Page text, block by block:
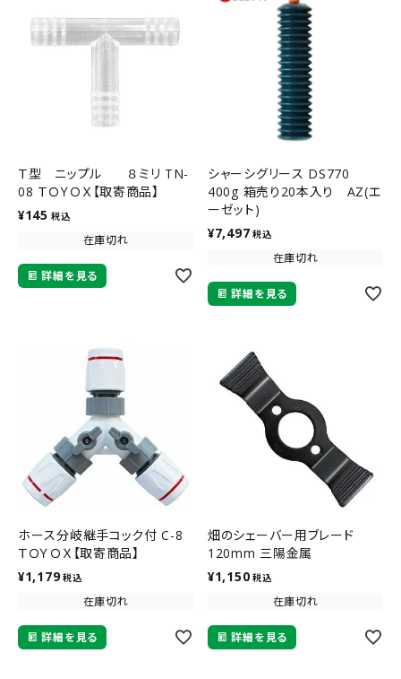
Ｔ型 ニップル ８ミリ TN-
08 ＴＯＹＯＸ【取寄商品】
¥145 税込
在庫切れ
詳細を見る
シャーシグリース DS770
400g 箱売り20本入り AZ(エ
ーゼット)
¥7,497 税込
在庫切れ
詳細を見る
ホース分岐継手コック付 C-8
ＴＯＹＯＸ【取寄商品】
¥1,179 税込
在庫切れ
詳細を見る
畑のシェーバー用ブレード
120mm 三陽金属
¥1,150 税込
在庫切れ
詳細を見る